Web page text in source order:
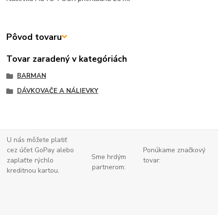
Pôvod tovaru
Tovar zaradený v kategóriách
BARMAN
DÁVKOVAČE A NÁLIEVKY
U nás môžete platiť
cez účet GoPay alebo
zaplaťte rýchlo
kreditnou kartou.
Sme hrdým
partnerom:
Ponúkame značkový
tovar: